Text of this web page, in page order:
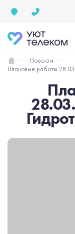
Новости
Плановые работы